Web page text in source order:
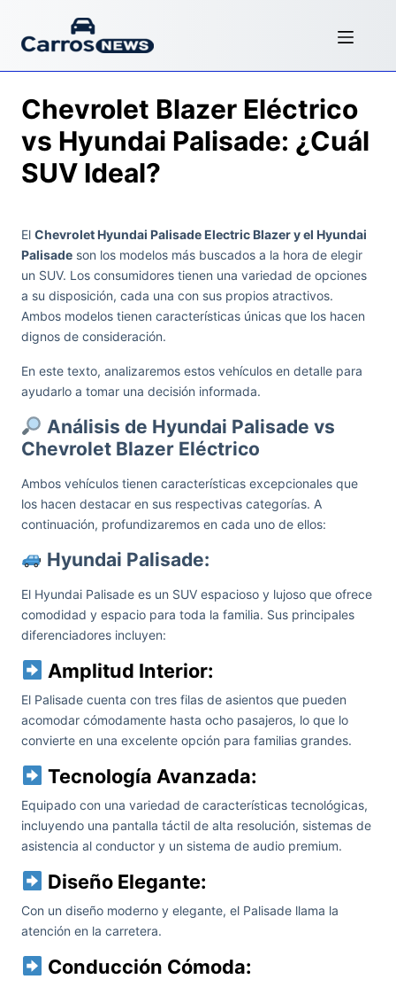
Chevrolet Blazer Eléctrico
vs Hyundai Palisade: ¿Cuál
SUV Ideal?
El Chevrolet Hyundai Palisade Electric Blazer y el Hyundai
Palisade son los modelos más buscados a la hora de elegir
un SUV. Los consumidores tienen una variedad de opciones
a su disposición, cada una con sus propios atractivos.
Ambos modelos tienen características únicas que los hacen
dignos de consideración.
En este texto, analizaremos estos vehículos en detalle para
ayudarlo a tomar una decisión informada.
Análisis de Hyundai Palisade vs
Chevrolet Blazer Eléctrico
Ambos vehículos tienen características excepcionales que
los hacen destacar en sus respectivas categorías. A
continuación, profundizaremos en cada uno de ellos:
Hyundai Palisade:
El Hyundai Palisade es un SUV espacioso y lujoso que ofrece
comodidad y espacio para toda la familia. Sus principales
diferenciadores incluyen:
Amplitud Interior:
El Palisade cuenta con tres filas de asientos que pueden
acomodar cómodamente hasta ocho pasajeros, lo que lo
convierte en una excelente opción para familias grandes.
Tecnología Avanzada:
Equipado con una variedad de características tecnológicas,
incluyendo una pantalla táctil de alta resolución, sistemas de
asistencia al conductor y un sistema de audio premium.
Diseño Elegante:
Con un diseño moderno y elegante, el Palisade llama la
atención en la carretera.
Conducción Cómoda: